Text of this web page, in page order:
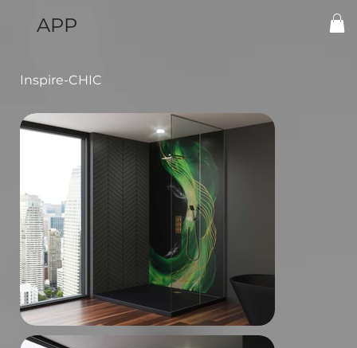
APP
Inspire-CHIC